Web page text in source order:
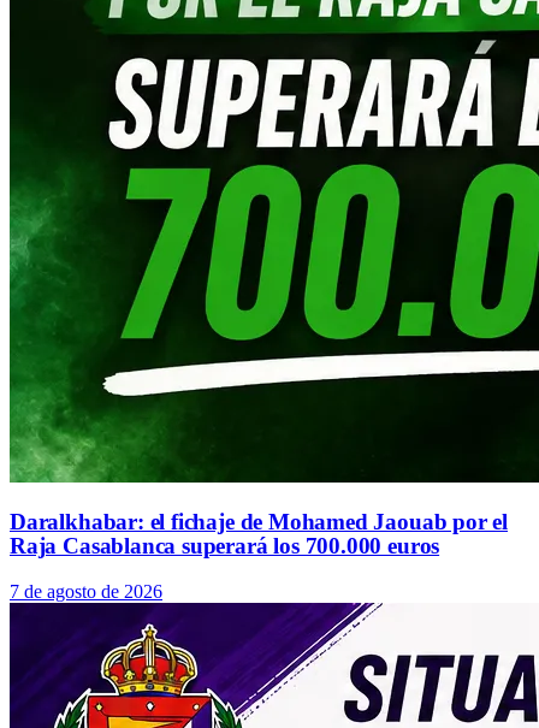
Daralkhabar: el fichaje de Mohamed Jaouab por el
Raja Casablanca superará los 700.000 euros
7 de agosto de 2026